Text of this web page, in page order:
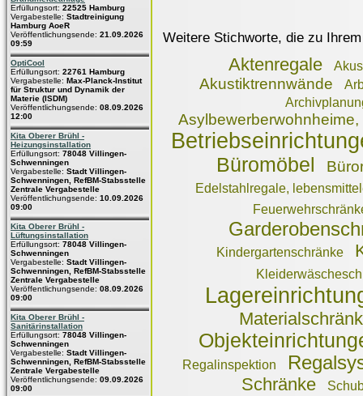
Erfüllungsort: 22525 Hamburg
Vergabestelle: Stadtreinigung
Hamburg AoeR
Veröffentlichungsende: 21.09.2026
09:59
OptiCool
Erfüllungsort: 22761 Hamburg
Vergabestelle: Max-Planck-Institut
für Struktur und Dynamik der
Materie (ISDM)
Veröffentlichungsende: 08.09.2026
12:00
Kita Oberer Brühl -
Heizungsinstallation
Erfüllungsort: 78048 Villingen-
Schwenningen
Vergabestelle: Stadt Villingen-
Schwenningen, RefBM-Stabsstelle
Zentrale Vergabestelle
Veröffentlichungsende: 10.09.2026
09:00
Kita Oberer Brühl -
Lüftungsinstallation
Erfüllungsort: 78048 Villingen-
Schwenningen
Vergabestelle: Stadt Villingen-
Schwenningen, RefBM-Stabsstelle
Zentrale Vergabestelle
Veröffentlichungsende: 08.09.2026
09:00
Kita Oberer Brühl -
Sanitärinstallation
Erfüllungsort: 78048 Villingen-
Schwenningen
Vergabestelle: Stadt Villingen-
Schwenningen, RefBM-Stabsstelle
Zentrale Vergabestelle
Veröffentlichungsende: 09.09.2026
09:00
Weitere Stichworte, die zu
Aktenregale
Akustiktrennwände
Büromöbel
Edelstahlregale,
Kindergartenschränke
Regalinspektion
Schränke